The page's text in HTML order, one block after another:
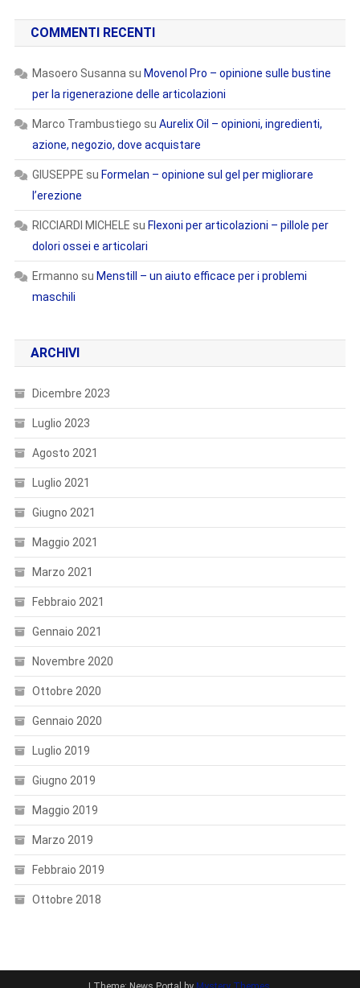
COMMENTI RECENTI
Masoero Susanna su Movenol Pro – opinione sulle bustine
per la rigenerazione delle articolazioni
Marco Trambustiego su Aurelix Oil – opinioni, ingredienti,
azione, negozio, dove acquistare
GIUSEPPE su Formelan – opinione sul gel per migliorare
l’erezione
RICCIARDI MICHELE su Flexoni per articolazioni – pillole per
dolori ossei e articolari
Ermanno su Menstill – un aiuto efficace per i problemi
maschili
ARCHIVI
Dicembre 2023
Luglio 2023
Agosto 2021
Luglio 2021
Giugno 2021
Maggio 2021
Marzo 2021
Febbraio 2021
Gennaio 2021
Novembre 2020
Ottobre 2020
Gennaio 2020
Luglio 2019
Giugno 2019
Maggio 2019
Marzo 2019
Febbraio 2019
Ottobre 2018